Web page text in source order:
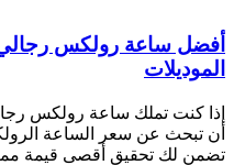
أفضل ساعة رولكس
الموديلات
إذا كنت تملك ساعة رولكس
أن تبحث عن سعر الساعة
تضمن لك تحقيق أقصى قيمة